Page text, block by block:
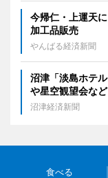
今帰仁・上運天
加工品販売
やんばる経済新聞
沼津「淡島ホテ
や星空観望会など
沼津経済新聞
食べる